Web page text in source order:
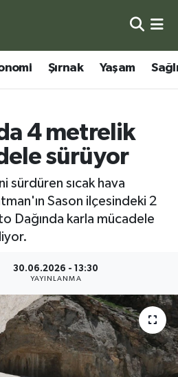
Şırnak Yaşam
4 metrelik
sürüyor
sürdüren sıcak hava
Sason ilçesindeki 2
Dağında karla mücadele
30.06.2026 - 13:30
YAYINLANMA
Haritası
ve Fikstür